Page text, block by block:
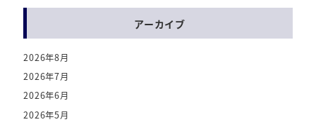
アーカイブ
2026年8月
2026年7月
2026年6月
2026年5月